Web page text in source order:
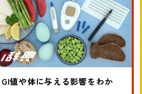
値や体に与える影響をわか